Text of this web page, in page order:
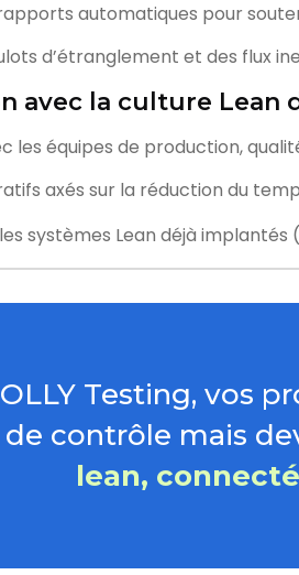
automatiques pour
d’étranglement et des flux
avec la culture Lean
les équipes de production,
axés sur la réduction du
systèmes Lean déjà implantés (
Testing, vos
contrôle mais
lean,